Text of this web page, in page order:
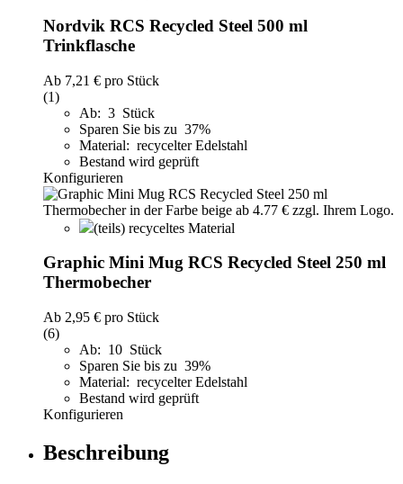
Nordvik RCS Recycled Steel 500 ml
Trinkflasche
Ab 7,21 € pro Stück
(1)
Ab: 3 Stück
Sparen Sie bis zu 37%
Material: recycelter Edelstahl
Bestand wird geprüft
Konfigurieren
(teils) recyceltes Material
Graphic Mini Mug RCS Recycled Steel 250 ml
Thermobecher
Ab 2,95 € pro Stück
(6)
Ab: 10 Stück
Sparen Sie bis zu 39%
Material: recycelter Edelstahl
Bestand wird geprüft
Konfigurieren
Beschreibung